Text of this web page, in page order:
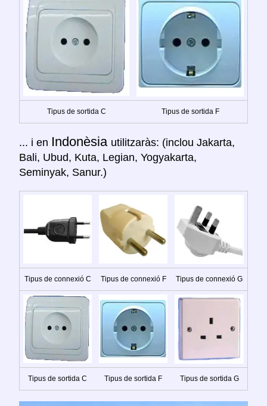
Tipus de sortida C Tipus de sortida F
... i en Indonèsia utilitzaràs: (inclou Jakarta,
Bali, Ubud, Kuta, Legian, Yogyakarta,
Seminyak, Sanur.)
Tipus de connexió C Tipus de connexió F Tipus de connexió G
Tipus de sortida C Tipus de sortida F Tipus de sortida G